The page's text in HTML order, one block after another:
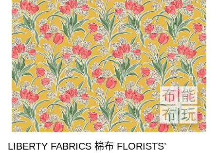
LIBERTY FABRICS 棉布 FLORISTS’